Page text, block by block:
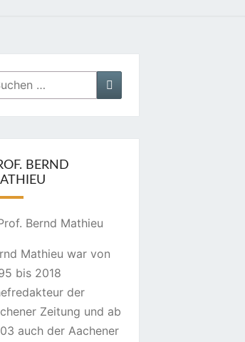
BERND
Mathieu war von
bis 2018
der
Zeitung und ab
auch der Aachener